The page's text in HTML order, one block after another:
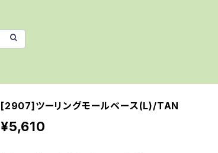
[2907]ツーリングモールベース(L)/TAN
¥5,610